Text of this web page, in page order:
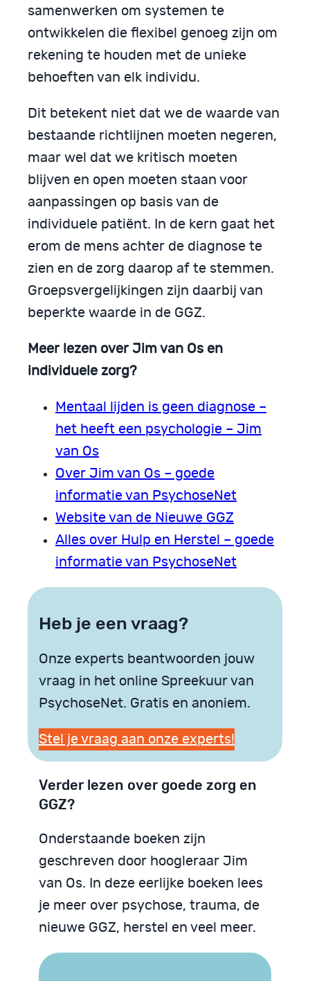
samenwerken om systemen te
ontwikkelen die flexibel genoeg zijn om
rekening te houden met de unieke
behoeften van elk individu.
Dit betekent niet dat we de waarde van
bestaande richtlijnen moeten negeren,
maar wel dat we kritisch moeten
blijven en open moeten staan voor
aanpassingen op basis van de
individuele patiënt. In de kern gaat het
erom de mens achter de diagnose te
zien en de zorg daarop af te stemmen.
Groepsvergelijkingen zijn daarbij van
beperkte waarde in de GGZ.
Meer lezen over Jim van Os en
individuele zorg?
Mentaal lijden is geen diagnose –
het heeft een psychologie – Jim
van Os
Over Jim van Os – goede
informatie van PsychoseNet
Website van de Nieuwe GGZ
Alles over Hulp en Herstel – goede
informatie van PsychoseNet
Heb je een vraag?
Onze experts beantwoorden jouw
vraag in het online Spreekuur van
PsychoseNet. Gratis en anoniem.
Stel je vraag aan onze experts!
Verder lezen over goede zorg en
GGZ?
Onderstaande boeken zijn
geschreven door hoogleraar Jim
van Os. In deze eerlijke boeken lees
je meer over psychose, trauma, de
nieuwe GGZ, herstel en veel meer.